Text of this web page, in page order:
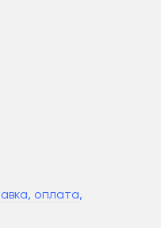
оплата,